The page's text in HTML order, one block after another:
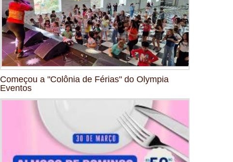
Começou a "Colônia de Férias" do Olympia
Eventos